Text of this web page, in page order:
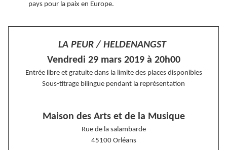
pays pour la paix en Europe.
LA PEUR / HELDENANGST
Vendredi 29 mars 2019 à 20h00
Entrée libre et gratuite dans la limite des places disponibles
Sous-titrage bilingue pendant la représentation
Maison des Arts et de la Musique
Rue de la salambarde
45100 Orléans